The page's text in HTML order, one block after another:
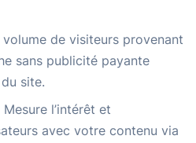
volume de visiteurs provenant
sans publicité payante
site.
Mesure l’intérêt et
avec votre contenu via